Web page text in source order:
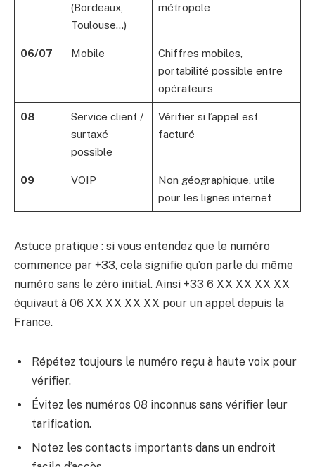
(Bordeaux,
Toulouse…)
métropole
06/07 Mobile
Chiffres mobiles,
portabilité possible entre
opérateurs
08
Service client /
surtaxé
possible
Vérifier si l’appel est
facturé
09 VOIP
Non géographique, utile
pour les lignes internet
Astuce pratique : si vous entendez que le numéro
commence par +33, cela signifie qu’on parle du même
numéro sans le zéro initial. Ainsi +33 6 XX XX XX XX
équivaut à 06 XX XX XX XX pour un appel depuis la
France.
Répétez toujours le numéro reçu à haute voix pour
vérifier.
Évitez les numéros 08 inconnus sans vérifier leur
tarification.
Notez les contacts importants dans un endroit